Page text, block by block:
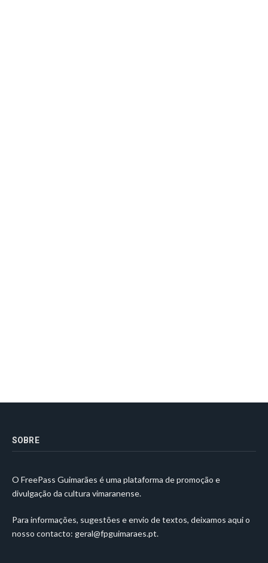
SOBRE
O FreePass Guimarães é uma plataforma de promoção e
divulgação da cultura vimaranense.
Para informações, sugestões e envio de textos, deixamos aqui o
nosso contacto: geral@fpguimaraes.pt.